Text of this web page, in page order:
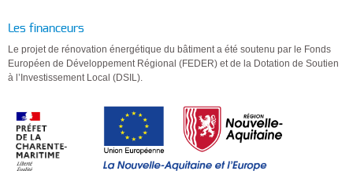
Les financeurs
Le projet de rénovation énergétique du bâtiment a été soutenu par le Fonds
Européen de Développement Régional (FEDER) et de la Dotation de Soutien
à l’Investissement Local (DSIL).